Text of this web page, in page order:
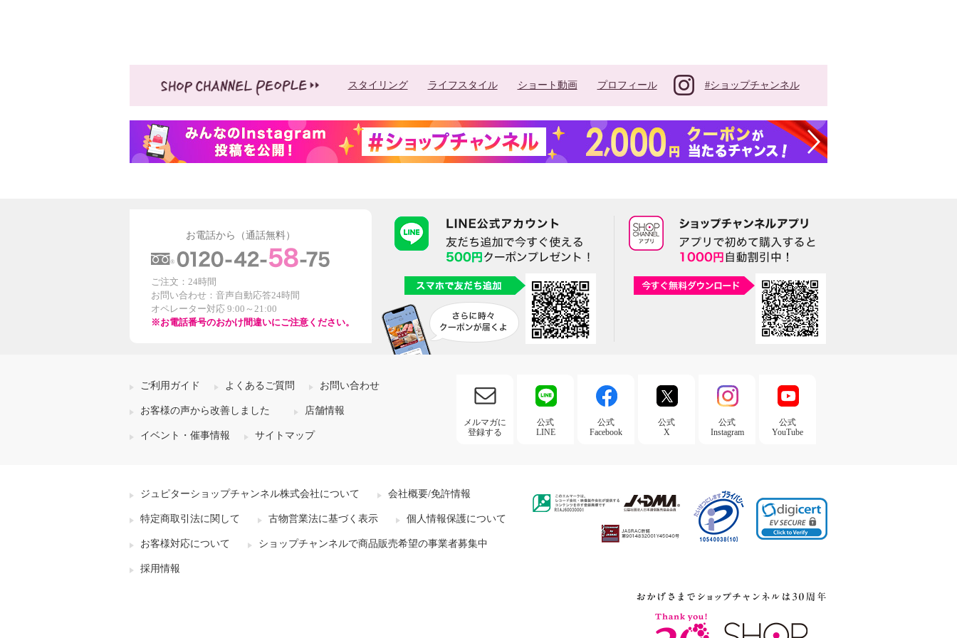
スタイリング ライフスタイル ショート動画 プロフィール #ショップチャンネル
お電話から（通話無料）
ご注文：24時間
お問い合わせ：音声自動応答24時間
オペレーター対応 9:00～21:00
※お電話番号のおかけ間違いにご注意ください。
ご利用ガイド よくあるご質問 お問い合わせ
お客様の声から改善しました 店舗情報
イベント・催事情報 サイトマップ
メルマガに
登録する
公式
LINE
公式
Facebook
公式
X
公式
Instagram
公式
YouTube
ジュピターショップチャンネル株式会社について 会社概要/免許情報
特定商取引法に関して 古物営業法に基づく表示 個人情報保護について
お客様対応について ショップチャンネルで商品販売希望の事業者募集中
採用情報